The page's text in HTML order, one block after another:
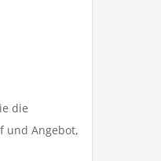
die
und Angebot,